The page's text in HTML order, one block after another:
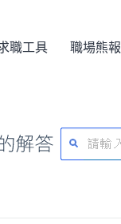
職工具 職場熊報